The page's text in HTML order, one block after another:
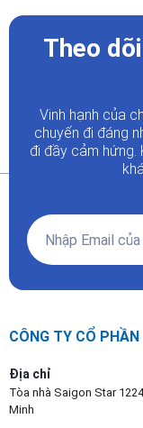
Theo
Vinh hạnh của
chuyến đi đáng
đi đầy cảm hứng.
CÔNG TY CỔ
Địa chỉ
Tòa nhà Saigon Star
Minh